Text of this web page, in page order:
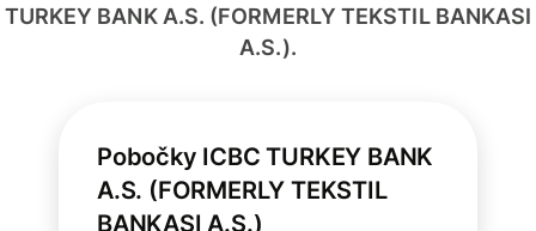
TURKEY BANK A.S. (FORMERLY TEKSTIL BANKASI
A.S.).
Pobočky ICBC TURKEY BANK
A.S. (FORMERLY TEKSTIL
BANKASI A.S.)